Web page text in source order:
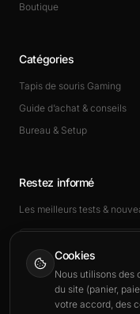
Boutique
Catégories
Tapis de souris Gaming
Guide d’achat & conseils
Bureau & Setup
Restez informé
Les meilleurs tests &
Cookies
Nous utilisons des
du site (panier,
votre accord, des